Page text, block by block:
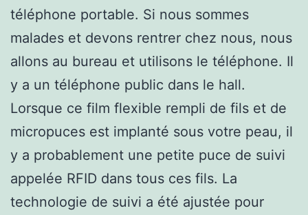
téléphone portable. Si nous sommes
malades et devons rentrer chez nous, nous
allons au bureau et utilisons le téléphone. Il
y a un téléphone public dans le hall.
Lorsque ce film flexible rempli de fils et de
micropuces est implanté sous votre peau, il
y a probablement une petite puce de suivi
appelée RFID dans tous ces fils. La
technologie de suivi a été ajustée pour